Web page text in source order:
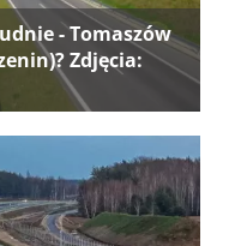
- Tomaszów
Zdjęcia: